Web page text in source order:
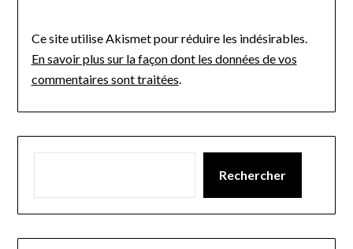
Ce site utilise Akismet pour réduire les indésirables.
En savoir plus sur la façon dont les données de vos
commentaires sont traitées
Rechercher